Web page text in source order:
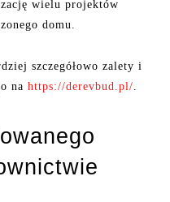
wielu projektów
domu.
szczegółowo zalety i
na https://derevbud.pl/.